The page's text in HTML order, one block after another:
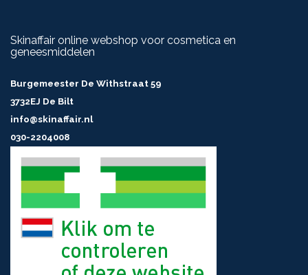
Skinaffair online webshop voor cosmetica en
geneesmiddelen
Burgemeester De Withstraat 59
3732EJ De Bilt
info@skinaffair.nl
030-2204008